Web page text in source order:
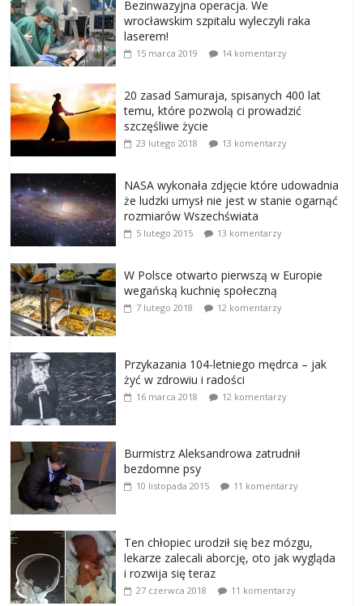
Bezinwazyjna operacja. We
wrocławskim szpitalu wyleczyli raka
laserem!
15 marca 2019 14 komentarzy
20 zasad Samuraja, spisanych 400 lat
temu, które pozwolą ci prowadzić
szczęśliwe życie
23 lutego 2018 13 komentarzy
NASA wykonała zdjęcie które udowadnia
że ludzki umysł nie jest w stanie ogarnąć
rozmiarów Wszechświata
5 lutego 2015 13 komentarzy
W Polsce otwarto pierwszą w Europie
wegańską kuchnię społeczną
7 lutego 2018 12 komentarzy
Przykazania 104-letniego mędrca – jak
żyć w zdrowiu i radości
16 marca 2018 12 komentarzy
Burmistrz Aleksandrowa zatrudnił
bezdomne psy
10 listopada 2015 11 komentarzy
Ten chłopiec urodził się bez mózgu,
lekarze zalecali aborcję, oto jak wygląda
i rozwija się teraz
27 czerwca 2018 11 komentarzy